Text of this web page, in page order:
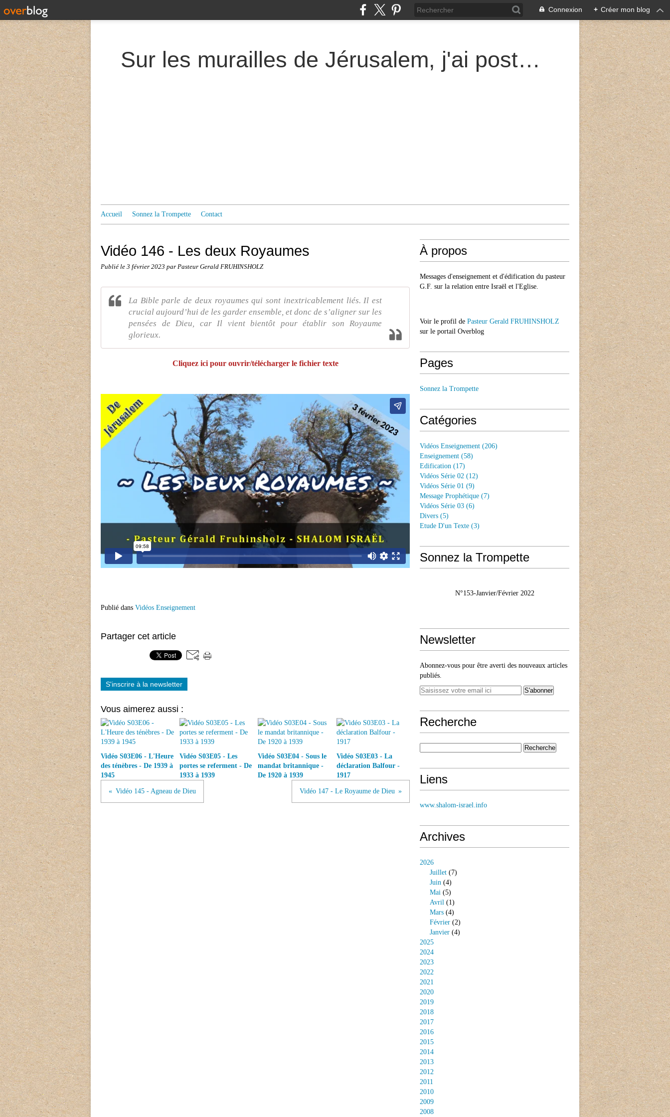
Connexion + Créer mon blog
Sur les murailles de Jérusalem, j'ai posté des gardes
Accueil Sonnez la Trompette Contact
Vidéo 146 - Les deux Royaumes
Publié le 3 février 2023 par Pasteur Gerald FRUHINSHOLZ
La Bible parle de deux royaumes qui sont inextricablement liés. Il est
crucial aujourd’hui de les garder ensemble, et donc de s’aligner sur les
pensées de Dieu, car Il vient bientôt pour établir son Royaume
glorieux.
Cliquez ici pour ouvrir/télécharger le fichier texte
Publié dans Vidéos Enseignement
Partager cet article
S'inscrire à la newsletter
Vous aimerez aussi :
Vidéo S03E06 - L'Heure
des ténèbres - De 1939 à
1945
Vidéo S03E05 - Les
portes se referment - De
1933 à 1939
Vidéo S03E04 - Sous le
mandat britannique -
De 1920 à 1939
Vidéo S03E03 - La
déclaration Balfour -
1917
Vidéo 145 - Agneau de Dieu Vidéo 147 - Le Royaume de Dieu
À propos
Messages d'enseignement et d'édification du pasteur
G.F. sur la relation entre Israël et l'Eglise.
Voir le profil de Pasteur Gerald FRUHINSHOLZ
sur le portail Overblog
Pages
Sonnez la Trompette
Catégories
Vidéos Enseignement (206)
Enseignement (58)
Edification (17)
Vidéos Série 02 (12)
Vidéos Série 01 (9)
Message Prophétique (7)
Vidéos Série 03 (6)
Divers (5)
Etude D'un Texte (3)
Sonnez la Trompette
N°153-Janvier/Février 2022
Newsletter
Abonnez-vous pour être averti des nouveaux articles
publiés.
Recherche
Liens
www.shalom-israel.info
Archives
2026
Juillet (7)
Juin (4)
Mai (5)
Avril (1)
Mars (4)
Février (2)
Janvier (4)
2025
2024
2023
2022
2021
2020
2019
2018
2017
2016
2015
2014
2013
2012
2011
2010
2009
2008